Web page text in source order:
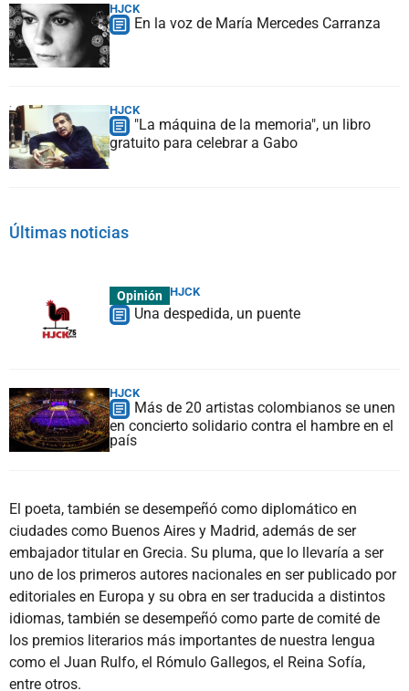
HJCK
En la voz de María Mercedes Carranza
HJCK
"La máquina de la memoria", un libro
gratuito para celebrar a Gabo
Últimas noticias
Opinión HJCK
Una despedida, un puente
HJCK
Más de 20 artistas colombianos se unen
en concierto solidario contra el hambre en el
país
El poeta, también se desempeñó como diplomático en
ciudades como Buenos Aires y Madrid, además de ser
embajador titular en Grecia. Su pluma, que lo llevaría a ser
uno de los primeros autores nacionales en ser publicado por
editoriales en Europa y su obra en ser traducida a distintos
idiomas, también se desempeñó como parte de comité de
los premios literarios más importantes de nuestra lengua
como el Juan Rulfo, el Rómulo Gallegos, el Reina Sofía,
entre otros.